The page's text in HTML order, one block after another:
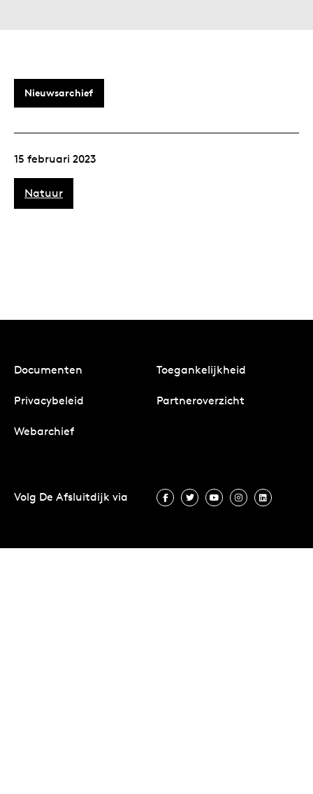
15 februari 2023
Natuur
Nieuwsarchief
Documenten Toegankelijkheid
Privacybeleid Partneroverzicht
Webarchief
Volg De Afsluitdijk via Volg De Afsluitdijk via Facebook
Volg De Afsluitdijk via
Volg De Afsluitdijk via
Volg De